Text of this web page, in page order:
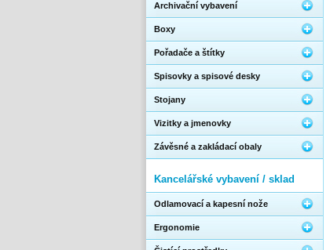
Archivační vybavení
Boxy
Pořadače a štítky
Spisovky a spisové desky
Stojany
Vizitky a jmenovky
Závěsné a zakládací obaly
Kancelářské vybavení / sklad
Odlamovací a kapesní nože
Ergonomie